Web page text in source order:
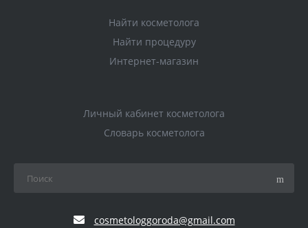
Найти косметолога
Найти процедуру
Интернет-магазин
Личный кабинет косметолога
Словарь косметолога
cosmetologgoroda@gmail.com